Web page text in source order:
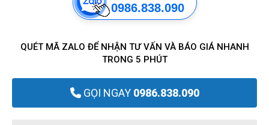
0986.838.090
QUÉT MÃ ZALO ĐỂ NHẬN TƯ VẤN VÀ BÁO GIÁ NHANH
TRONG 5 PHÚT
GỌI NGAY0986.838.090